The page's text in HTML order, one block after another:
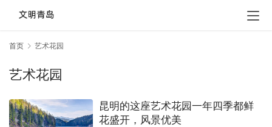
首页 艺术花园
艺术花园
昆明的这座艺术花园一年四季都鲜
花盛开，风景优美